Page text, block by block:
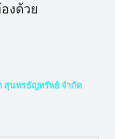
งด้วย
สุนทรธัญทรัพย์ จำกัด